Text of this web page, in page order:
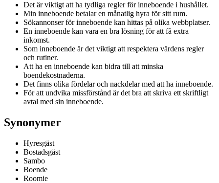
Det är viktigt att ha tydliga regler för inneboende i hushållet.
Min inneboende betalar en månatlig hyra för sitt rum.
Sökannonser för inneboende kan hittas på olika webbplatser.
En inneboende kan vara en bra lösning för att få extra
inkomst.
Som inneboende är det viktigt att respektera värdens regler
och rutiner.
Att ha en inneboende kan bidra till att minska
boendekostnaderna.
Det finns olika fördelar och nackdelar med att ha inneboende.
För att undvika missförstånd är det bra att skriva ett skriftligt
avtal med sin inneboende.
Synonymer
Hyresgäst
Bostadsgäst
Sambo
Boende
Roomie